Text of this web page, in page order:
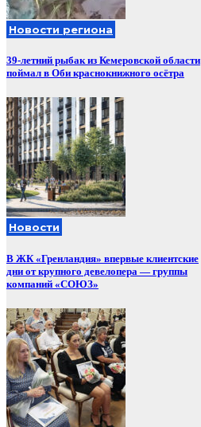
Новости региона
39-летний рыбак из Кемеровской области
поймал в Оби краснокнижного осётра
Новости
В ЖК «Гренландия» впервые клиентские
дни от крупного девелопера — группы
компаний «СОЮЗ»